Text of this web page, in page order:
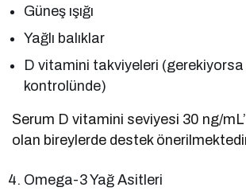
Güneş ışığı
Yağlı balıklar
D vitamini takviyeleri (gerekiyorsa
kontrolünde)
Serum D vitamini seviyesi 30 ng/
olan bireylerde destek
Omega-3 Yağ Asitleri